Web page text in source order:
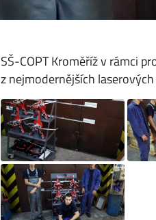
SŠ-COPT Kroměříž v rámci
z nejmodernějších